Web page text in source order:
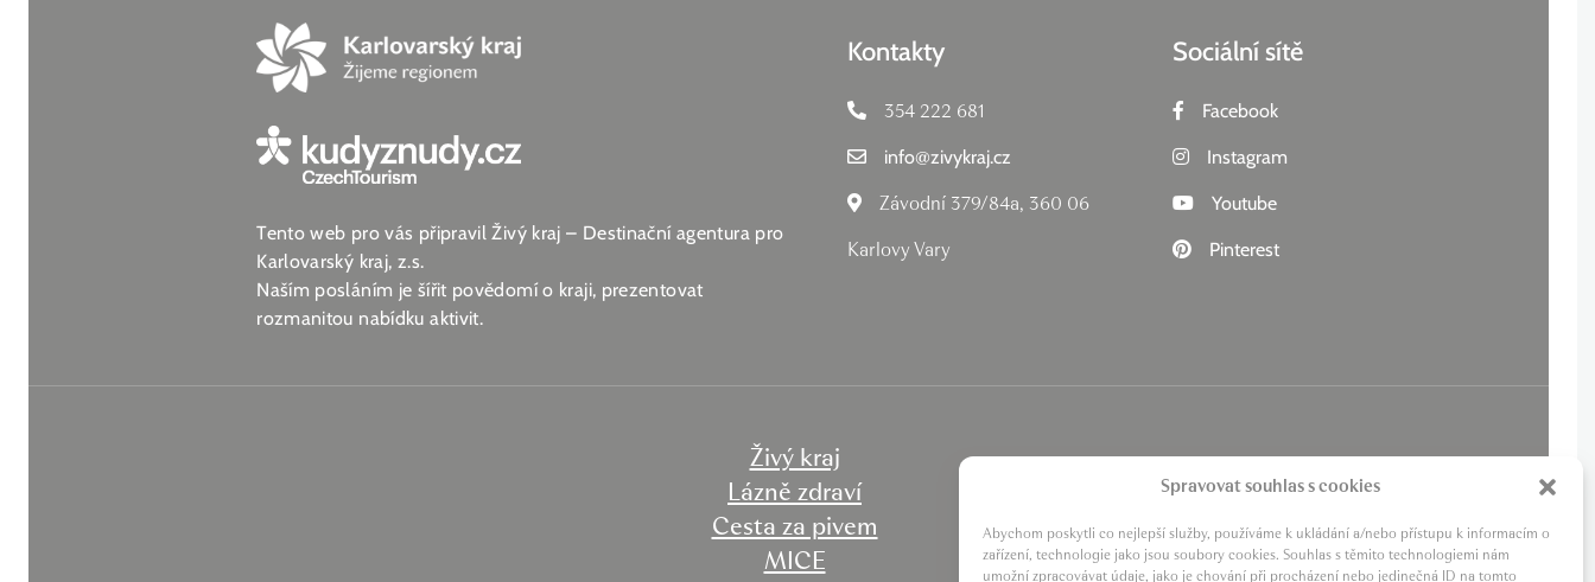
Spravovat souhlas s cookies
Abychom poskytli co nejlepší služby, používáme k ukládání a/nebo přístupu k informacím o
zařízení, technologie jako jsou soubory cookies. Souhlas s těmito technologiemi nám
umožní zpracovávat údaje, jako je chování při procházení nebo jedinečná ID na tomto
Tento web pro vás připravil Živý kraj – Destinační agentura pro
Karlovarský kraj, z.s.
Naším posláním je šířit povědomí o kraji, prezentovat
rozmanitou nabídku aktivit.
Kontakty
354 222 681
info@zivykraj.cz
Závodní 379/84a, 360 06
Karlovy Vary
Sociální sítě
Facebook
Instagram
Youtube
Pinterest
Živý kraj
Lázně zdraví
Cesta za pivem
MICE